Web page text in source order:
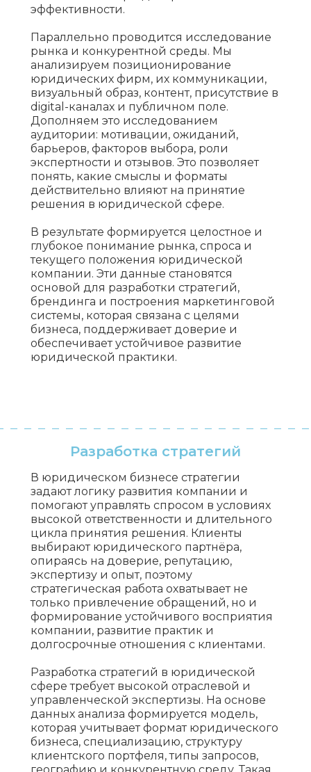
эффективности.
Параллельно проводится исследование
рынка и конкурентной среды. Мы
анализируем позиционирование
юридических фирм, их коммуникации,
визуальный образ, контент, присутствие в
digital-каналах и публичном поле.
Дополняем это исследованием
аудитории: мотивации, ожиданий,
барьеров, факторов выбора, роли
экспертности и отзывов. Это позволяет
понять, какие смыслы и форматы
действительно влияют на принятие
решения в юридической сфере.
В результате формируется целостное и
глубокое понимание рынка, спроса и
текущего положения юридической
компании. Эти данные становятся
основой для разработки стратегий,
брендинга и построения маркетинговой
системы, которая связана с целями
бизнеса, поддерживает доверие и
обеспечивает устойчивое развитие
юридической практики.
Разработка стратегий
В юридическом бизнесе стратегии
задают логику развития компании и
помогают управлять спросом в условиях
высокой ответственности и длительного
цикла принятия решения. Клиенты
выбирают юридического партнёра,
опираясь на доверие, репутацию,
экспертизу и опыт, поэтому
стратегическая работа охватывает не
только привлечение обращений, но и
формирование устойчивого восприятия
компании, развитие практик и
долгосрочные отношения с клиентами.
Разработка стратегий в юридической
сфере требует высокой отраслевой и
управленческой экспертизы. На основе
данных анализа формируется модель,
которая учитывает формат юридического
бизнеса, специализацию, структуру
клиентского портфеля, типы запросов,